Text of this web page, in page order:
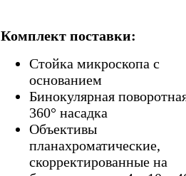
Комплект поставки:
Стойка микроскопа с
основанием
Бинокулярная
360° насадка
Объективы
планахроматические,
скорректированные на